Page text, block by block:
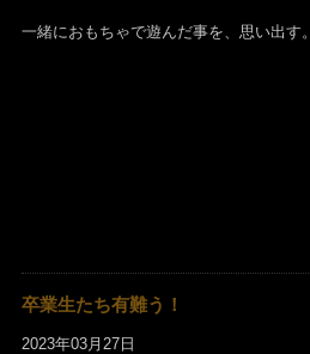
一緒におもちゃで遊んだ事を、思い出す。
卒業生たち有難う！
2023年03月27日